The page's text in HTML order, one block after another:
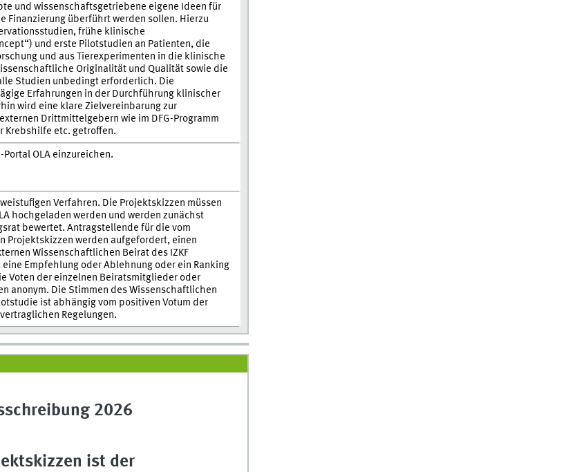
und wissenschaftsgetriebene eigene Ideen für
Finanzierung überführt werden sollen. Hierzu
frühe klinische
und erste Pilotstudien an Patienten, die
und aus Tierexperimenten in die klinische
Originalität und Qualität sowie die
Studien unbedingt erforderlich. Die
Erfahrungen in der Durchführung klinischer
wird eine klare Zielvereinbarung zur
Drittmittelgebern wie im DFG-Programm
Krebshilfe etc. getroffen.
OLA einzureichen.
Verfahren. Die Projektskizzen müssen
hochgeladen werden und werden zunächst
bewertet. Antragstellende für die vom
Projektskizzen werden aufgefordert, einen
Wissenschaftlichen Beirat des IZKF
Empfehlung oder Ablehnung oder ein Ranking
Voten der einzelnen Beiratsmitglieder oder
anonym. Die Stimmen des Wissenschaftlichen
ist abhängig vom positiven Votum der
Regelungen.
2026
ist der